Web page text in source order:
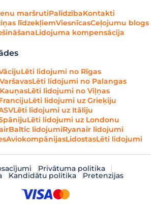
maršrutiPalīdzībaKontakti
līdzekļiemViesnīcasCeļojumu blogs
Lidojuma kompensācija
Lēti lidojumi no Rīgas
Lēti lidojumi no Palangas
Lēti lidojumi no Viļņas
Lēti lidojumi uz Grieķiju
Lēti lidojumi uz Itāliju
Lēti lidojumi uz Londonu
lidojumiRyanair lidojumi
AviokompānijasLidostasLēti lidojumi
Privātuma politika
Kandidātu politika Pretenzijas